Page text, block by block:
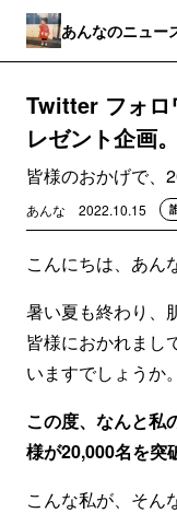
あんなのニュー
Twitter フォロ
レゼント企画。
皆様のおかげで、
あんな 2022.10.15
こんにちは、あん
暑い夏も終わり、
皆様におかれまし
いますでしょうか。
この度、なんと私
様が20,000名を突
こんな私が、そん